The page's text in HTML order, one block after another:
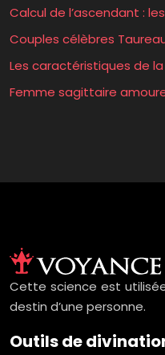
Calcul de l’ascendant :
Couples célèbres
Les caractéristiques de
Femme sagittaire
Cette science est
destin d’une personne.
Outils de